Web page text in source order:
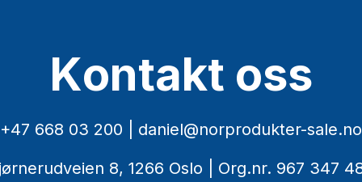
Kontakt oss
+47 668 03 200
daniel@norprodukter-sale.no
8, 1266 Oslo | Org.nr. 967 347